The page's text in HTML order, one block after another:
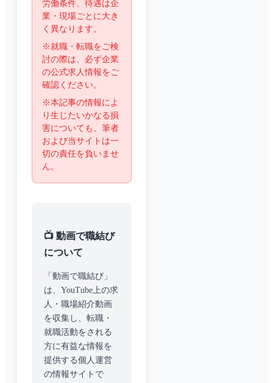
労働条件、待遇は企
業・現場ごとに大き
く異なります。
※就職・転職をご検
討の際は、必ず企業
の公式求人情報をご
確認ください。
※本記事の情報によ
り生じたいかなる損
害についても、筆者
および当サイトは一
切の責任を負いませ
ん。
📺 動画で職結び
について
「動画で職結び」
は、YouTube上の求
人・職場紹介動画
を収集し、転職・
就職活動をされる
方に有益な情報を
提供する個人運営
の情報サイトで